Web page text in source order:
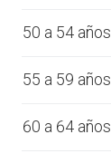
50 a 54 años
55 a 59 años
60 a 64 años